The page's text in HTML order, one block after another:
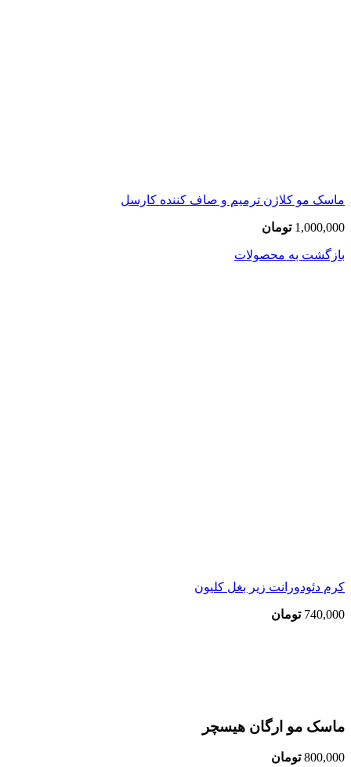
ماسک مو کلاژن ترمیم و صاف کننده کارسل
1,000,000 تومان
بازگشت به محصولات
کرم دئودورانت زیر بغل کلیون
740,000 تومان
ماسک مو ارگان هیسچر
800,000 تومان